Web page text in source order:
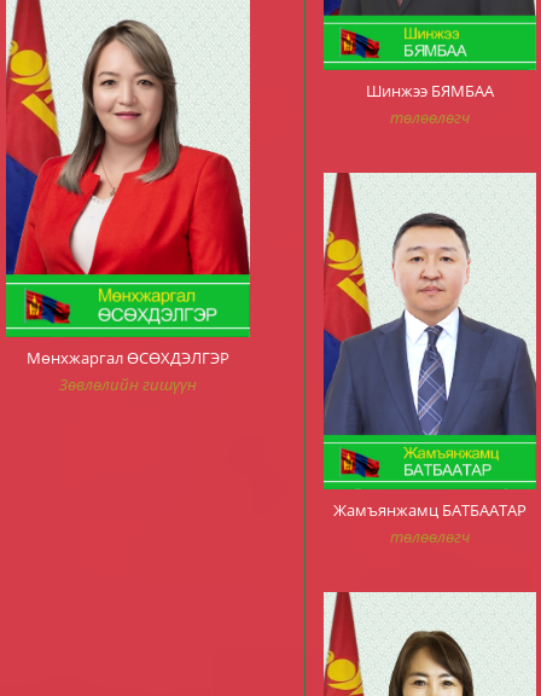
Мөнхжаргал ӨСӨХДЭЛГЭР
Зөвлөлийн гишүүн
Шинжээ БЯМБАА
төлөөлөгч
Жамъянжамц БАТБААТАР
төлөөлөгч